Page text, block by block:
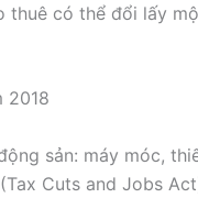
thuê có thể đổi lấy
2018
sản: máy móc,
Cuts and Jobs